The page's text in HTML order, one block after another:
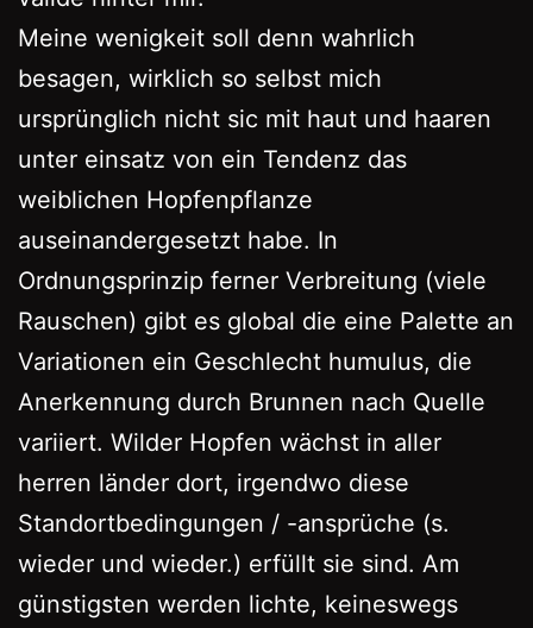
Meine wenigkeit soll denn wahrlich
besagen, wirklich so selbst mich
ursprünglich nicht sic mit haut und haaren
unter einsatz von ein Tendenz das
weiblichen Hopfenpflanze
auseinandergesetzt habe. In
Ordnungsprinzip ferner Verbreitung (viele
Rauschen) gibt es global die eine Palette an
Variationen ein Geschlecht humulus, die
Anerkennung durch Brunnen nach Quelle
variiert. Wilder Hopfen wächst in aller
herren länder dort, irgendwo diese
Standortbedingungen / -ansprüche (s.
wieder und wieder.) erfüllt sie sind. Am
günstigsten werden lichte, keineswegs